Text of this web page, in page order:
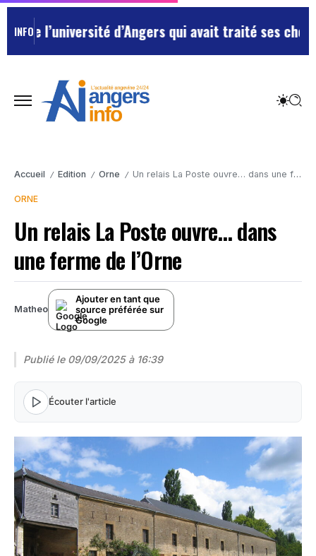
INFO d’Angers qui avait traité ses chefs de
Accueil / Edition / Orne / Un relais La Poste ouvre… dans une ferme de l’Orne
ORNE
Un relais La Poste ouvre… dans
une ferme de l’Orne
Matheo
Ajouter en tant que
source préférée sur
Google
Publié le 09/09/2025 à 16:39
Écouter l'article